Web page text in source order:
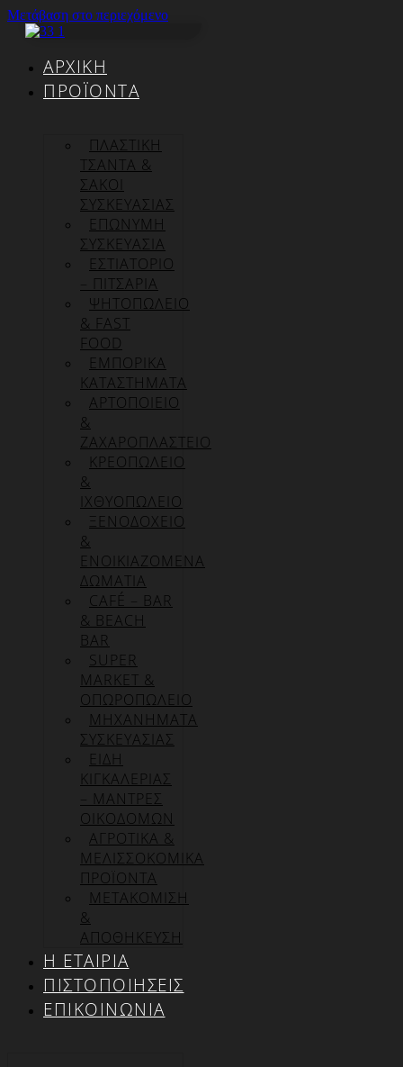
Μετάβαση στο περιεχόμενο
ΑΡΧΙΚΉ
ΠΡΟΪΌΝΤΑ
ΠΛΑΣΤΙΚΗ
ΤΣΑΝΤΑ &
ΣΑΚΟΙ
ΣΥΣΚΕΥΑΣΙΑΣ
ΕΠΏΝΥΜΗ
ΣΥΣΚΕΥΑΣΊΑ
ΕΣΤΙΑΤΟΡΙΟ
– ΠΙΤΣΑΡΙΑ
ΨΗΤΟΠΩΛΕΙΟ
& FAST
FOOD
ΕΜΠΟΡΙΚΑ
ΚΑΤΑΣΤΗΜΑΤΑ
ΑΡΤΟΠΟΙΕΙΟ
&
ΖΑΧΑΡΟΠΛΑΣΤΕΙΟ
ΚΡΕΟΠΩΛΕΙΟ
&
ΙΧΘΥΟΠΩΛΕΙΟ
ΞΕΝΟΔΟΧΕΙΟ
&
ΕΝΟΙΚΙΑΖΟΜΕΝΑ
ΔΩΜΑΤΙΑ
CAFÉ – BAR
& BEACH
BAR
SUPER
MARKET &
ΟΠΩΡΟΠΩΛΕΙΟ
ΜΗΧΑΝΗΜΑΤΑ
ΣΥΣΚΕΥΑΣΙΑΣ
ΕΙΔΗ
ΚΙΓΚΑΛΕΡΙΑΣ
– ΜΑΝΤΡΕΣ
ΟΙΚΟΔΟΜΩΝ
ΑΓΡΟΤΙΚΑ &
ΜΕΛΙΣΣΟΚΟΜΙΚΑ
ΠΡΟΪΟΝΤΑ
ΜΕΤΑΚΟΜΙΣΗ
&
ΑΠΟΘΗΚΕΥΣΗ
Η ΕΤΑΙΡΊΑ
ΠΙΣΤΟΠΟΙΉΣΕΙΣ
ΕΠΙΚΟΙΝΩΝΊΑ